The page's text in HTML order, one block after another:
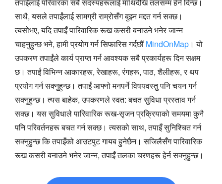
तपाईंलाई परिवारका सबै सदस्यहरूलाई माथिदेखि तलसम्म हेर्न दिन्छ।
साथै, यसले तपाईंलाई सामग्री राम्रोसँग बुझ्न मद्दत गर्न सक्छ।
त्यसोभए, यदि तपाइँ पारिवारिक रूख कसरी बनाउने भनेर जान्न
चाहनुहुन्छ भने, हामी प्रयोग गर्न सिफारिस गर्दछौंMindOnMap । यो
उपकरण तपाईंले कार्य प्राप्त गर्न आवश्यक सबै प्रकार्यहरू दिन सक्षम
छ। तपाईं विभिन्न आकारहरू, रेखाहरू, रंगहरू, पाठ, शैलीहरू, र थप
प्रयोग गर्न सक्नुहुन्छ। तपाईं आफ्नो मनपर्ने विषयवस्तु पनि चयन गर्न
सक्नुहुन्छ। त्यस बाहेक, उपकरणले स्वत: बचत सुविधा प्रस्ताव गर्न
सक्छ। यस सुविधाले पारिवारिक रूख-सृजन प्रक्रियाको समयमा कुनै
पनि परिवर्तनहरू बचत गर्न सक्छ। त्यसको साथ, तपाइँ सुनिश्चित गर्न
सक्नुहुन्छ कि तपाइँको आउटपुट गायब हुनेछैन। सजिलैसँग पारिवारिक
रूख कसरी बनाउने भनेर जान्न, तपाइँ तलका चरणहरू हेर्न सक्नुहुन्छ।